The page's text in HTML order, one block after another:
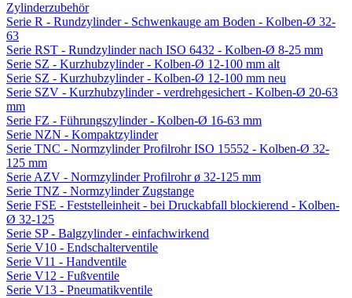
Zylinderzubehör
Serie R - Rundzylinder - Schwenkauge am Boden - Kolben-Ø 32-
63
Serie RST - Rundzylinder nach ISO 6432 - Kolben-Ø 8-25 mm
Serie SZ - Kurzhubzylinder - Kolben-Ø 12-100 mm alt
Serie SZ - Kurzhubzylinder - Kolben-Ø 12-100 mm neu
Serie SZV - Kurzhubzylinder - verdrehgesichert - Kolben-Ø 20-63
mm
Serie FZ - Führungszylinder - Kolben-Ø 16-63 mm
Serie NZN - Kompaktzylinder
Serie TNC - Normzylinder Profilrohr ISO 15552 - Kolben-Ø 32-
125 mm
Serie AZV - Normzylinder Profilrohr ø 32-125 mm
Serie TNZ - Normzylinder Zugstange
Serie FSE - Feststelleinheit - bei Druckabfall blockierend - Kolben-
Ø 32-125
Serie SP - Balgzylinder - einfachwirkend
Serie V10 - Endschalterventile
Serie V11 - Handventile
Serie V12 - Fußventile
Serie V13 - Pneumatikventile